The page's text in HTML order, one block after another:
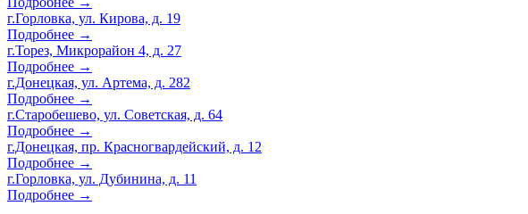
г.Горловка, ул. Кирова, д. 19
Подробнее →
г.Торез, Микрорайон 4, д. 27
Подробнее →
г.Донецкая, ул. Артема, д. 282
Подробнее →
г.Старобешево, ул. Советская, д. 64
Подробнее →
г.Донецкая, пр. Красногвардейский, д. 12
Подробнее →
г.Горловка, ул. Дубинина, д. 11
Подробнее →